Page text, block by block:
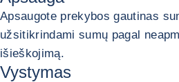
Apsaugote prekybos gautinas
užsitikrindami sumų pagal
išieškojimą.
Vystymas